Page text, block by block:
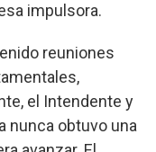
impulsora.
reuniones
el Intendente y
nunca obtuvo una